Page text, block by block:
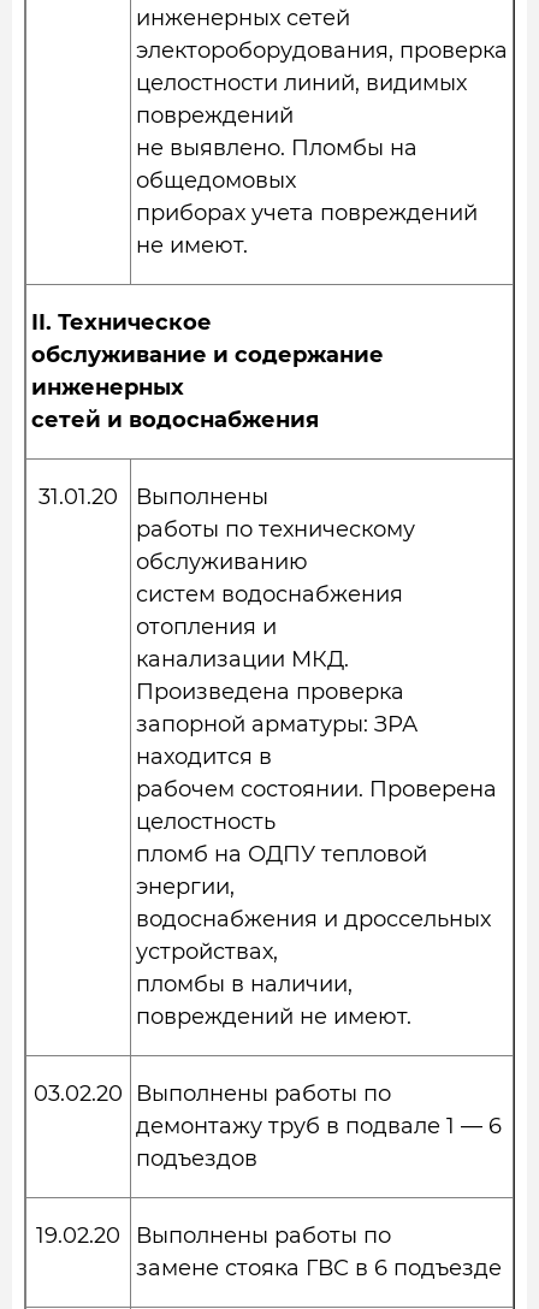
инженерных сетей
электороборудования, проверка
целостности линий, видимых
повреждений
не выявлено. Пломбы на
общедомовых
приборах учета повреждений
не имеют.
II. Техническое
обслуживание и содержание
инженерных
сетей и водоснабжения
31.01.20
Выполнены
работы по техническому
обслуживанию
систем водоснабжения
отопления и
канализации МКД.
Произведена проверка
запорной арматуры: ЗРА
находится в
рабочем состоянии. Проверена
целостность
пломб на ОДПУ тепловой
энергии,
водоснабжения и дроссельных
устройствах,
пломбы в наличии,
повреждений не имеют.
03.02.20
Выполнены работы по
демонтажу труб в подвале 1 — 6
подъездов
19.02.20
Выполнены работы по
замене стояка ГВС в 6 подъезде